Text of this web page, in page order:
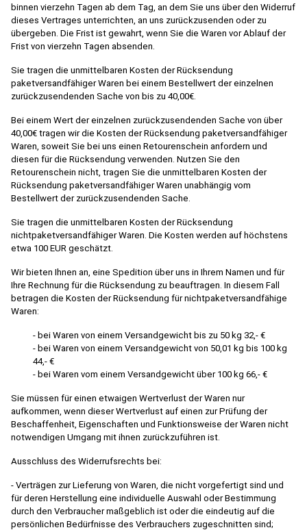
binnen vierzehn Tagen ab dem Tag, an dem Sie uns über den Widerruf
dieses Vertrages unterrichten, an uns zurückzusenden oder zu
übergeben. Die Frist ist gewahrt, wenn Sie die Waren vor Ablauf der
Frist von vierzehn Tagen absenden.
Sie tragen die unmittelbaren Kosten der Rücksendung
paketversandfähiger Waren bei einem Bestellwert der einzelnen
zurückzusendenden Sache von bis zu 40,00€.
Bei einem Wert der einzelnen zurückzusendenden Sache von über
40,00€ tragen wir die Kosten der Rücksendung paketversandfähiger
Waren, soweit Sie bei uns einen Retourenschein anfordern und
diesen für die Rücksendung verwenden. Nutzen Sie den
Retourenschein nicht, tragen Sie die unmittelbaren Kosten der
Rücksendung paketversandfähiger Waren unabhängig vom
Bestellwert der zurückzusendenden Sache.
Sie tragen die unmittelbaren Kosten der Rücksendung
nichtpaketversandfähiger Waren. Die Kosten werden auf höchstens
etwa 100 EUR geschätzt.
Wir bieten Ihnen an, eine Spedition über uns in Ihrem Namen und für
Ihre Rechnung für die Rücksendung zu beauftragen. In diesem Fall
betragen die Kosten der Rücksendung für nichtpaketversandfähige
Waren:
- bei Waren von einem Versandgewicht bis zu 50 kg 32,- €
- bei Waren von einem Versandgewicht von 50,01 kg bis 100 kg
44,- €
- bei Waren vom einem Versandgewicht über 100 kg 66,- €
Sie müssen für einen etwaigen Wertverlust der Waren nur
aufkommen, wenn dieser Wertverlust auf einen zur Prüfung der
Beschaffenheit, Eigenschaften und Funktionsweise der Waren nicht
notwendigen Umgang mit ihnen zurückzuführen ist.
Ausschluss des Widerrufsrechts bei:
- Verträgen zur Lieferung von Waren, die nicht vorgefertigt sind und
für deren Herstellung eine individuelle Auswahl oder Bestimmung
durch den Verbraucher maßgeblich ist oder die eindeutig auf die
persönlichen Bedürfnisse des Verbrauchers zugeschnitten sind;